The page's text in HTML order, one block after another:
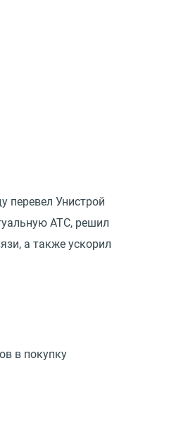
перевел Унистрой
АТС, решил
а также ускорил
в покупку